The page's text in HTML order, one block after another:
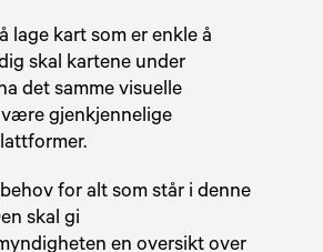
lage kart som er enkle å
skal kartene under
det samme visuelle
gjenkjennelige
for alt som står i denne
skal gi
en oversikt over